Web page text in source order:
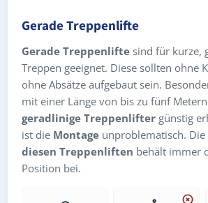
Gerade Treppenlifte
Gerade Treppenlifte sind für kurze,
Treppen geeignet. Diese sollten ohne
ohne Absätze aufgebaut sein.
mit einer Länge von bis zu fünf
geradlinige Treppenlifter günstig
ist die Montage unproblematisch. Die
diesen Treppenliften behält immer
Position bei.